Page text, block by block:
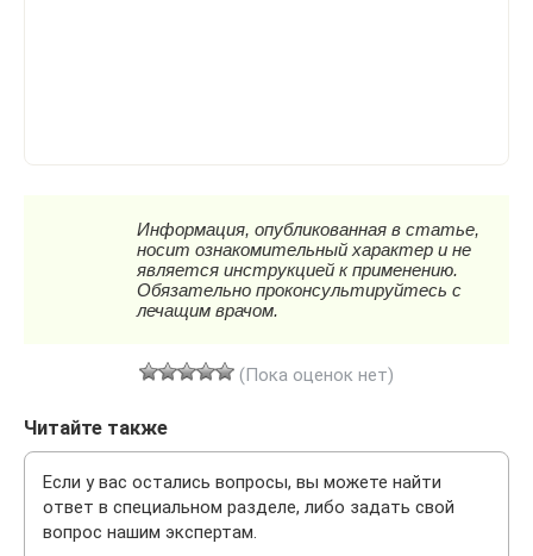
(Пока оценок нет)
Читайте также
Если у вас остались вопросы, вы можете найти
ответ в специальном разделе, либо задать свой
вопрос нашим экспертам.